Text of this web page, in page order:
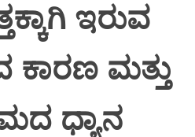
ಇರುವ
ಕಾರಣ ಮತ್ತು
ಧ್ಯಾನ